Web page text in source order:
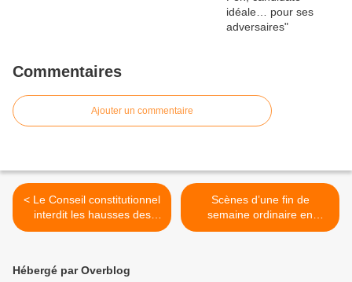
Commentaires
Ajouter un commentaire
< Le Conseil constitutionnel
interdit les hausses des
petits salaires, mais valide
Scènes d’une fin de
semaine ordinaire en
France (par J-P Fabre
Hébergé par Overblog